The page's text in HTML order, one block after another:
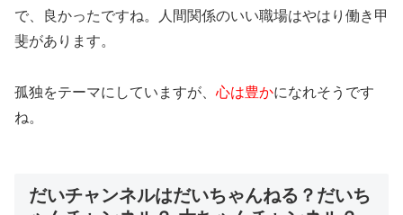
で、良かったですね。人間関係のいい職場はやはり働き甲
斐があります。
孤独をテーマにしていますが、 心は豊かになれそうです
ね。
だいチャンネルはだいちゃんねる？だいち